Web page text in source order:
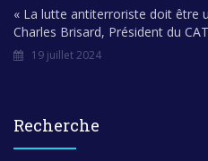
« La lutte antiterroriste doit être
Charles Brisard, Président du
19 juillet 2024
Recherche